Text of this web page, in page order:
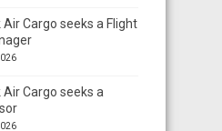
Air Cargo seeks a Flight
Air Cargo seeks a